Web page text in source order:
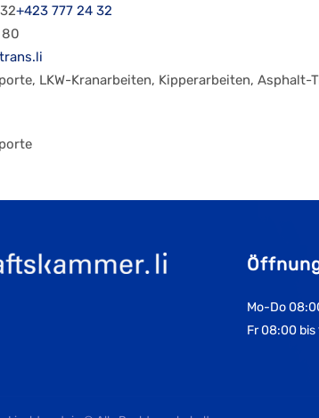
+423 777 24 32
80
LKW-Kranarbeiten, Kipperarbeiten,
Mo-Do
Fr 08:00 bis